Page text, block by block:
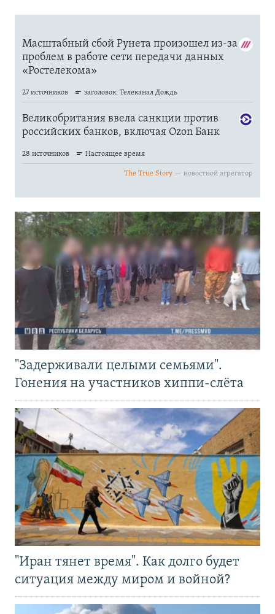
"Задерживали целыми семьями".
Гонения на участников хиппи-слёта
"Иран тянет время". Как долго будет
ситуация между миром и войной?